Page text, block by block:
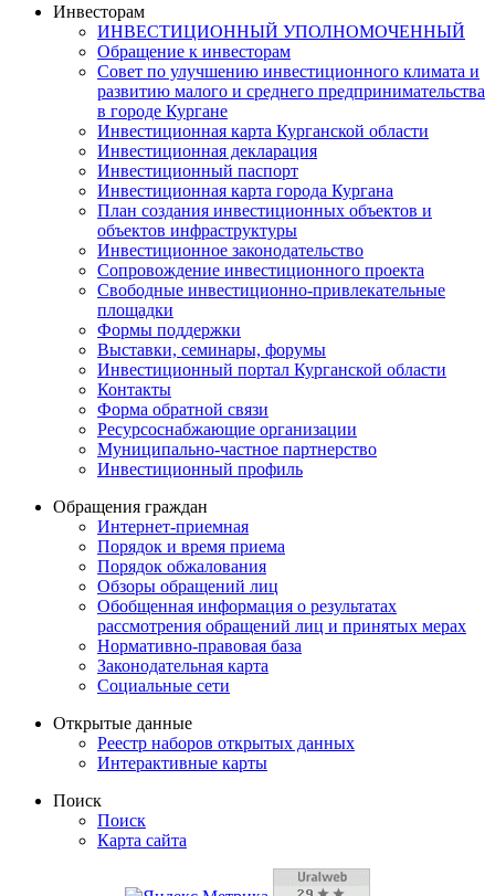
Инвесторам
ИНВЕСТИЦИОННЫЙ УПОЛНОМОЧЕННЫЙ
Обращение к инвесторам
Совет по улучшению инвестиционного климата и
развитию малого и среднего предпринимательства
в городе Кургане
Инвестиционная карта Курганской области
Инвестиционная декларация
Инвестиционный паспорт
Инвестиционная карта города Кургана
План создания инвестиционных объектов и
объектов инфраструктуры
Инвестиционное законодательство
Сопровождение инвестиционного проекта
Свободные инвестиционно-привлекательные
площадки
Формы поддержки
Выставки, семинары, форумы
Инвестиционный портал Курганской области
Контакты
Форма обратной связи
Ресурсоснабжающие организации
Муниципально-частное партнерство
Инвестиционный профиль
Обращения граждан
Интернет-приемная
Порядок и время приема
Порядок обжалования
Обзоры обращений лиц
Обобщенная информация о результатах
рассмотрения обращений лиц и принятых мерах
Нормативно-правовая база
Законодательная карта
Социальные сети
Открытые данные
Реестр наборов открытых данных
Интерактивные карты
Поиск
Поиск
Карта сайта